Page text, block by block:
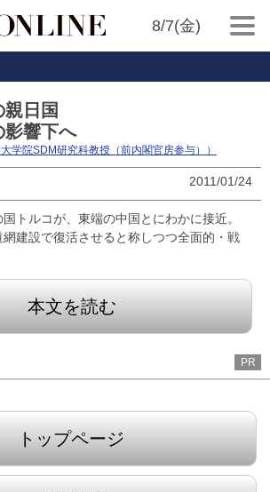
8/7(金)
日国
影響下へ
大学院SDM研究科教授（前内閣官房参与））
2011/01/24
トルコが、東端の中国とにわかに接近。
建設で復活させると称しつつ全面的・戦
本文を読む
PR
トップページ